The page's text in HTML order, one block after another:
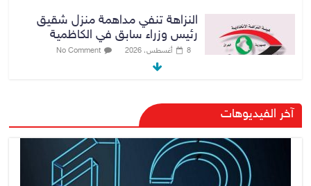
النزاهة تنفي مداهمة منزل شقيق
رئيس وزراء سابق في الكاظمية
8 أغسطس، 2026 No Comment
رئيس حكومة إقليم كردستان مسرور
بارزاني ينفي ما يشاع عن وجود
عسكري أمريكي في بعض قواعد
الإقليم
8 أغسطس، 2026 No Comment
آخر الفيديوهات